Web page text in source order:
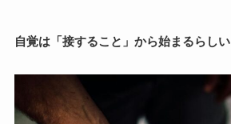
自覚は「接すること」から始まるらしい